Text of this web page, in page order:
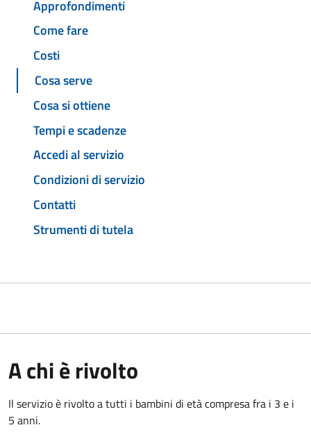
Approfondimenti
Come fare
Costi
Cosa serve
Cosa si ottiene
Tempi e scadenze
Accedi al servizio
Condizioni di servizio
Contatti
Strumenti di tutela
A chi è rivolto
Il servizio è rivolto a tutti i bambini di età compresa fra i 3 e i
5 anni.